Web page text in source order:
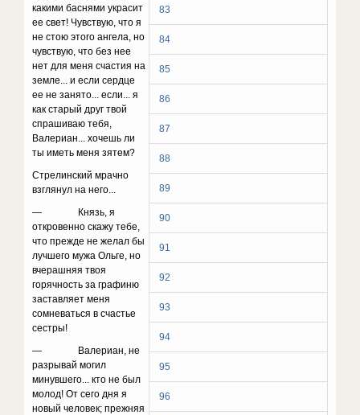
83
84
85
86
87
88
89
90
91
92
93
94
95
96
какими баснями украсит
ее свет! Чувствую, что я
не стою этого ангела, но
чувствую, что без нее
нет для меня счастия на
земле... и если сердце
ее не занято... если... я
как старый друг твой
спрашиваю тебя,
Валериан... хочешь ли
ты иметь меня зятем?
Стрелинский мрачно
взглянул на него...
— Князь, я
откровенно скажу тебе,
что прежде не желал бы
лучшего мужа Ольге, но
вчерашняя твоя
горячность за графиню
заставляет меня
сомневаться в счастье
сестры!
— Валериан, не
разрывай могил
минувшего... кто не был
молод! От сего дня я
новый человек; прежняя